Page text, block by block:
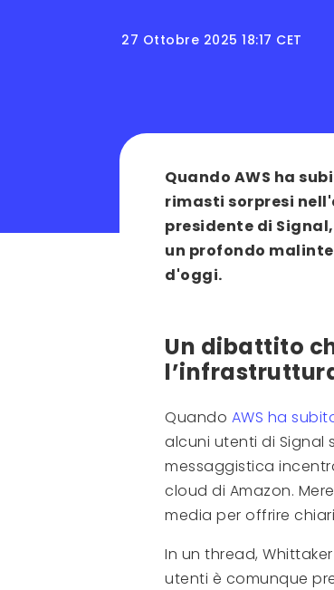
27 Ottobre 2025 18:17 CET
Quando AWS ha
rimasti sorpresi
presidente di
un profondo
d'oggi.
Un dibattito
Quando AWS ha
alcuni utenti di Signal
messaggistica
cloud di Amazon.
media per offrire
In un thread,
utenti è comunque